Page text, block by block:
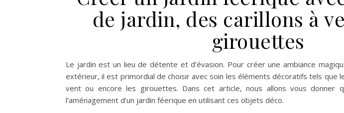
de jardin, des carillons à
girouettes
Le jardin est un lieu de détente et d’évasion. Pour créer une ambiance
extérieur, il est primordial de choisir avec soin les éléments décoratifs tels que
vent ou encore les girouettes. Dans cet article, nous allons vous donner
l’aménagement d’un jardin féerique en utilisant ces objets déco.